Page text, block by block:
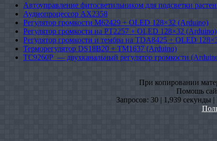
Автоуправление фитосветильником для подсветки
Аудиопроцессор AX2358
Регулятор громкости M62429 + OLED 128×32 (Arduino)
Регулятор громкости на PT2257 + OLED 128×32 (Arduino)
Регулятор громкости и тембра на TDA8425 + OLED
Терморегулятор DS18B20 + TM1637 (Arduino)
TC9260P — двухканальный регулятор громкости
При копировании
Помошь
Запросов: 30 | 1,939 секунды